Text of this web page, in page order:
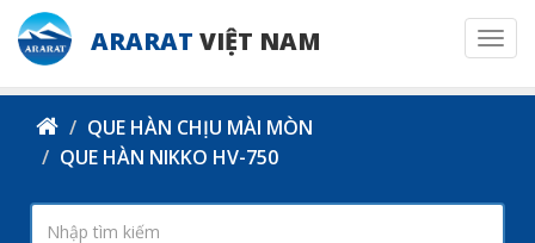
ARARAT VIỆT NAM
QUE HÀN CHỊU MÀI MÒN
QUE HÀN NIKKO HV-750